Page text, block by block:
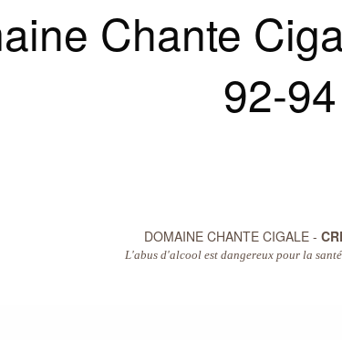
Chante
92-
DOMAINE CHANTE CIGALE -
L'abus d'alcool est dangereux pour la